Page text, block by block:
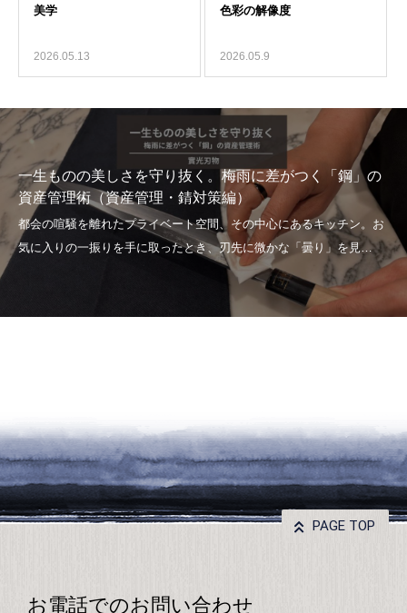
2026.05.13 2026.05.9
一生ものの美しさを守り抜く。梅雨に差がつく「鋼」の
資産管理術（資産管理・錆対策編）
PAGE TOP
お電話でのお問い合わせ